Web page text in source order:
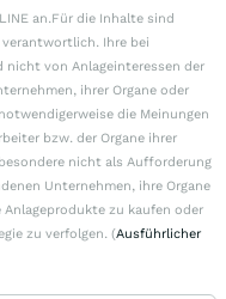
an.Für die Inhalte sind
Ihre bei
von Anlageinteressen der
ihrer Organe oder
die Meinungen
bzw. der Organe ihrer
nicht als Aufforderung
Unternehmen, ihre Organe
zu kaufen oder
zu verfolgen. (Ausführlicher